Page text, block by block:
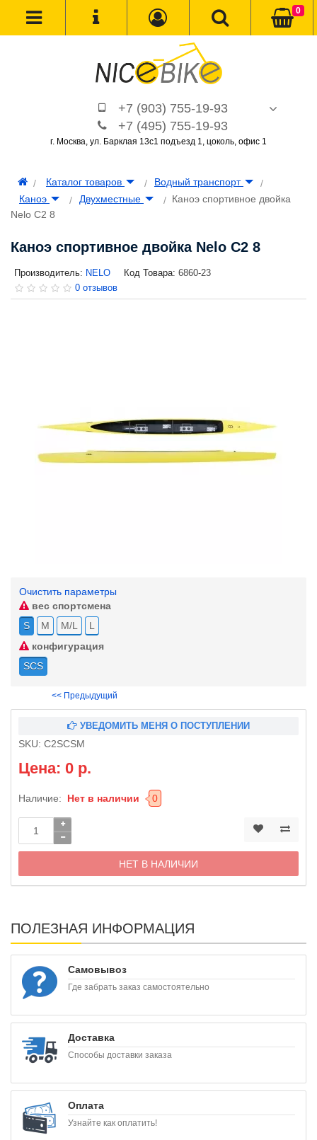
+7 (903) 755-19-93
+7 (495) 755-19-93
г. Москва, ул. Барклая 13с1 подъезд 1, цоколь, офис 1
0
Каталог товаров
Водный транспорт
Каноэ
Двухместные
Каноэ спортивное двойка
Nelo C2 8
Каноэ спортивное двойка Nelo C2 8
Производитель: NELO Код Товара: 6860-23
0 отзывов
Очистить параметры
вес спортсмена
S
M M/L
L
конфигурация
SCS
<< Предыдущий
УВЕДОМИТЬ МЕНЯ О ПОСТУПЛЕНИИ
SKU: C2SCSM
Цена: 0 р.
Наличие: Нет в наличии 0
НЕТ В НАЛИЧИИ
ПОЛЕЗНАЯ ИНФОРМАЦИЯ
Самовывоз
Где забрать заказ самостоятельно
Доставка
Способы доставки заказа
Оплата
Узнайте как оплатить!